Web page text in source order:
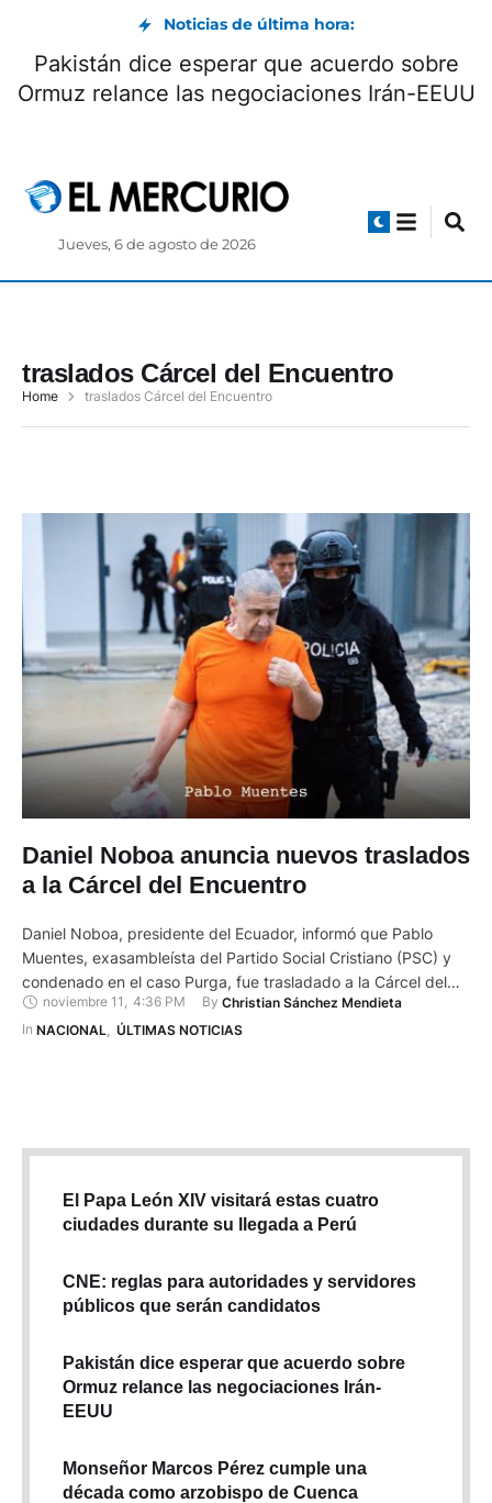
Noticias de última hora:
Pakistán dice esperar que acuerdo sobre
Ormuz relance las negociaciones Irán-EEUU
Jueves, 6 de agosto de 2026
traslados Cárcel del Encuentro
Home traslados Cárcel del Encuentro
Daniel Noboa anuncia nuevos traslados
a la Cárcel del Encuentro
Daniel Noboa, presidente del Ecuador, informó que Pablo
Muentes, exasambleísta del Partido Social Cristiano (PSC) y
condenado en el caso Purga, fue trasladado a la Cárcel del
Encuentro, en Santa Elena. En marzo de 2025, la Corte
Nacional de Justicia (CNJ) lo sentenció a 13 años y 4 meses
noviembre 11 , 4:36 PM By Christian Sánchez Mendieta
In NACIONAL ÚLTIMAS NOTICIAS
El Papa León XIV visitará estas cuatro
ciudades durante su llegada a Perú
CNE: reglas para autoridades y servidores
públicos que serán candidatos
Pakistán dice esperar que acuerdo sobre
Ormuz relance las negociaciones Irán-
EEUU
Monseñor Marcos Pérez cumple una
década como arzobispo de Cuenca